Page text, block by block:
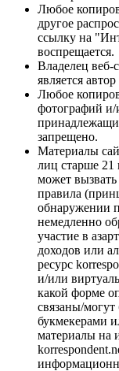
Любое
другое
ссылку на
воспрещается.
Владелец веб-
является
Любое
фотографий и/
запрещено.
Материалы
лиц старше 21
может
правила
обнаружении
немедленно
участие в
доходов или
ресурс
и/или
какой форме
связаны/
букмекерами
материалы на